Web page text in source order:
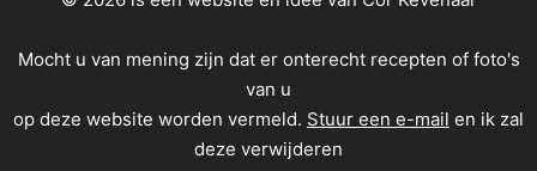
Mocht u van mening zijn dat er onterecht recepten of foto's
van u
op deze website worden vermeld. Stuur een e-mail en ik zal
deze verwijderen